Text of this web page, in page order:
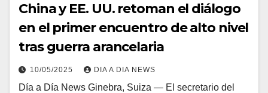
China y EE. UU. retoman el diálogo
en el primer encuentro de alto nivel
tras guerra arancelaria
10/05/2025 DIA A DIA NEWS
Día a Día News Ginebra, Suiza — El secretario del